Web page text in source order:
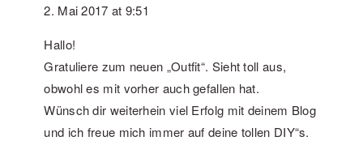
2. Mai 2017 at 9:51
Hallo!
Gratuliere zum neuen „Outfit“. Sieht toll aus,
obwohl es mit vorher auch gefallen hat.
Wünsch dir weiterhein viel Erfolg mit deinem Blog
und ich freue mich immer auf deine tollen DIY“s.